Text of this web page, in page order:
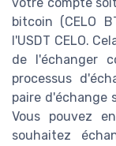
votre compte
bitcoin (CELO
l'USDT CELO.
de l'échanger
processus
paire d'échange
Vous pouvez
souhaitez